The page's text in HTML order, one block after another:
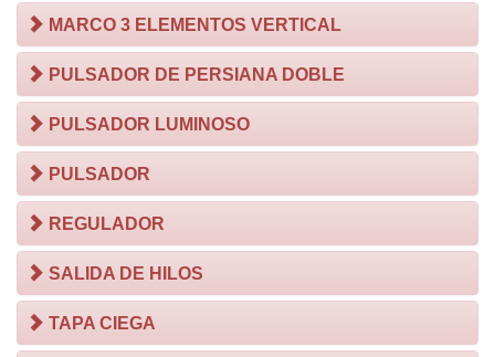
MARCO 3 ELEMENTOS VERTICAL
PULSADOR DE PERSIANA DOBLE
PULSADOR LUMINOSO
PULSADOR
REGULADOR
SALIDA DE HILOS
TAPA CIEGA